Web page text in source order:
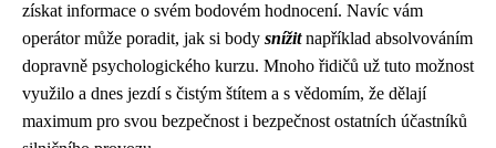
získat informace o svém bodovém hodnocení. Navíc vám
operátor může poradit, jak si body snížitnapříklad absolvováním
dopravně psychologického kurzu. Mnoho řidičů už tuto možnost
využilo a dnes jezdí s čistým štítem a s vědomím, že dělají
maximum pro svou bezpečnost i bezpečnost ostatních účastníků